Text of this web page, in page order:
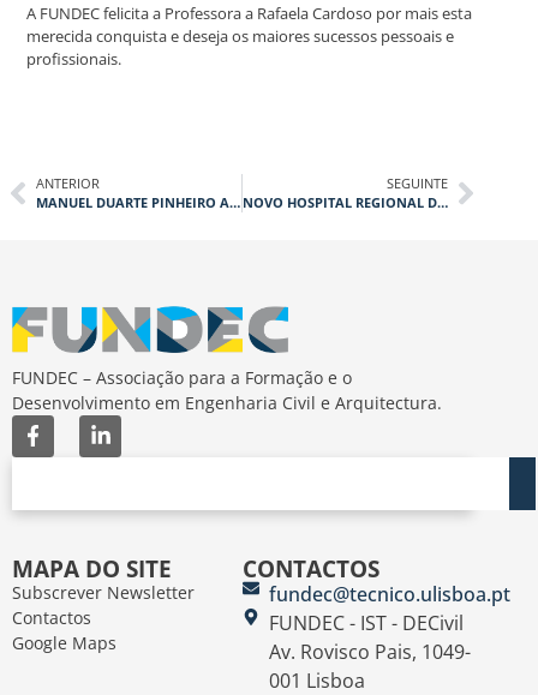
A FUNDEC felicita a Professora a Rafaela Cardoso por mais esta
merecida conquista e deseja os maiores sucessos pessoais e
profissionais.
ANTERIOR
MANUEL DUARTE PINHEIRO ASSUME CARGO DE PROFESSOR CATEDRÁTICO
SEGUINTE
NOVO HOSPITAL REGIONAL DA RODOVIA PA-279, OURILÂNDIA DO NORTE, PARÁ, BRASIL
FUNDEC – Associação para a Formação e o
Desenvolvimento em Engenharia Civil e Arquitectura.
MAPA DO SITE
Subscrever Newsletter
Contactos
Google Maps
CONTACTOS
fundec@tecnico.ulisboa.pt
FUNDEC - IST - DECivil
Av. Rovisco Pais, 1049-
001 Lisboa